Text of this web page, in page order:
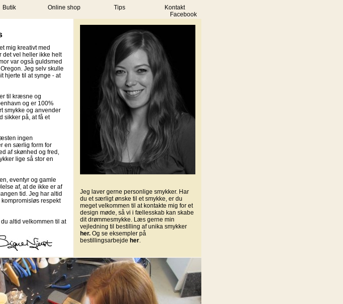
Butik Online shop Tips
Kontakt
Facebook
mig kreativt med
det vel heller ikke helt
var også guldsmed
Jeg selv skulle
hjerte til at synge - at
til kræsne og
og er 100%
smykke og anvender
sikker på, at få et
ingen
en særlig form for
af skønhed og fred,
lige så stor en
eventyr og gamle
af, at de ikke er af
tid. Jeg har altid
respekt
altid velkommen til at
Jeg laver gerne personlige smykker. Har
du et særligt ønske til et smykke, er du
meget velkommen til at kontakte mig for et
design møde, så vi i fællesskab kan skabe
dit drømmesmykke. Læs gerne min
vejledning til bestilling af unika smykker
her.Og se eksempler på
bestillingsarbejde her.